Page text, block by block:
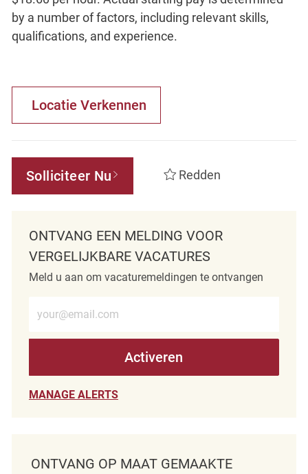
by a number of factors, including relevant skills,
qualifications, and experience.
Locatie Verkennen
Solliciteer Nu Redden
ONTVANG EEN MELDING VOOR
VERGELIJKBARE VACATURES
Meld u aan om vacaturemeldingen te ontvangen
Activeren
MANAGE ALERTS
ONTVANG OP MAAT GEMAAKTE